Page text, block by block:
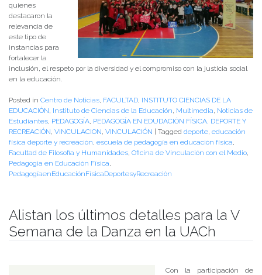
quienes
destacaron la
relevancia de
este tipo de
instancias para
fortalecer la
inclusión, el respeto por la diversidad y el compromiso con la justicia social
en la educación.
Posted in Centro de Noticias FACULTAD INSTITUTO CIENCIAS DE LA
EDUCACIÓN Instituto de Ciencias de la Educación Multimedia Noticias de
Estudiantes PEDAGOGÍA PEDAGOGÍA EN EDUDACIÓN FÍSICA, DEPORTE Y
RECREACIÓN VINCULACION VINCULACIÓN | Tagged deporte educación
física deporte y recreación escuela de pedagogía en educación física
Facultad de Filosofia y Humanidades Oficina de Vinculación con el Medio
Pedagogia en Educación Física
PedagogíaenEducaciónFísicaDeportesyRecreación
Alistan los últimos detalles para la V
Semana de la Danza en la UACh
Con la participación de